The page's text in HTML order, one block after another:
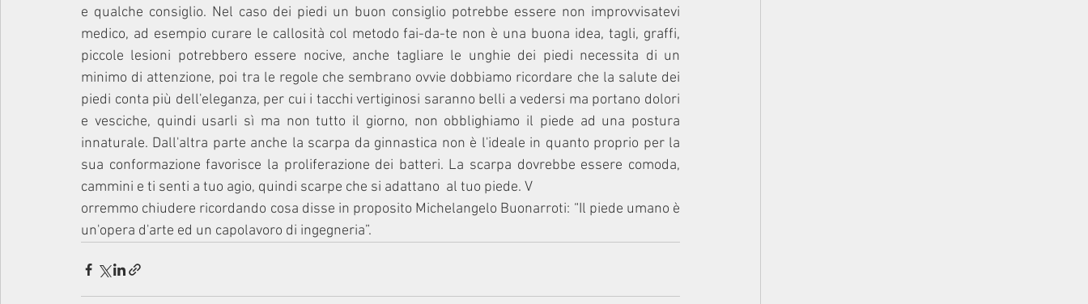
e qualche consiglio. Nel caso dei piedi un buon consiglio potrebbe essere non improvvisatevi
medico, ad esempio curare le callosità col metodo fai-da-te non è una buona idea, tagli, graffi,
piccole lesioni potrebbero essere nocive, anche tagliare le unghie dei piedi necessita di un
minimo di attenzione, poi tra le regole che sembrano ovvie dobbiamo ricordare che la salute dei
piedi conta più dell'eleganza, per cui i tacchi vertiginosi saranno belli a vedersi ma portano dolori
e vesciche, quindi usarli sì ma non tutto il giorno, non obblighiamo il piede ad una postura
innaturale. Dall'altra parte anche la scarpa da ginnastica non è l'ideale in quanto proprio per la
sua conformazione favorisce la proliferazione dei batteri. La scarpa dovrebbe essere comoda,
cammini e ti senti a tuo agio, quindi scarpe che si adattano  al tuo piede. V
orremmo chiudere ricordando cosa disse in proposito Michelangelo Buonarroti: “Il piede umano è
un'opera d'arte ed un capolavoro di ingegneria”.